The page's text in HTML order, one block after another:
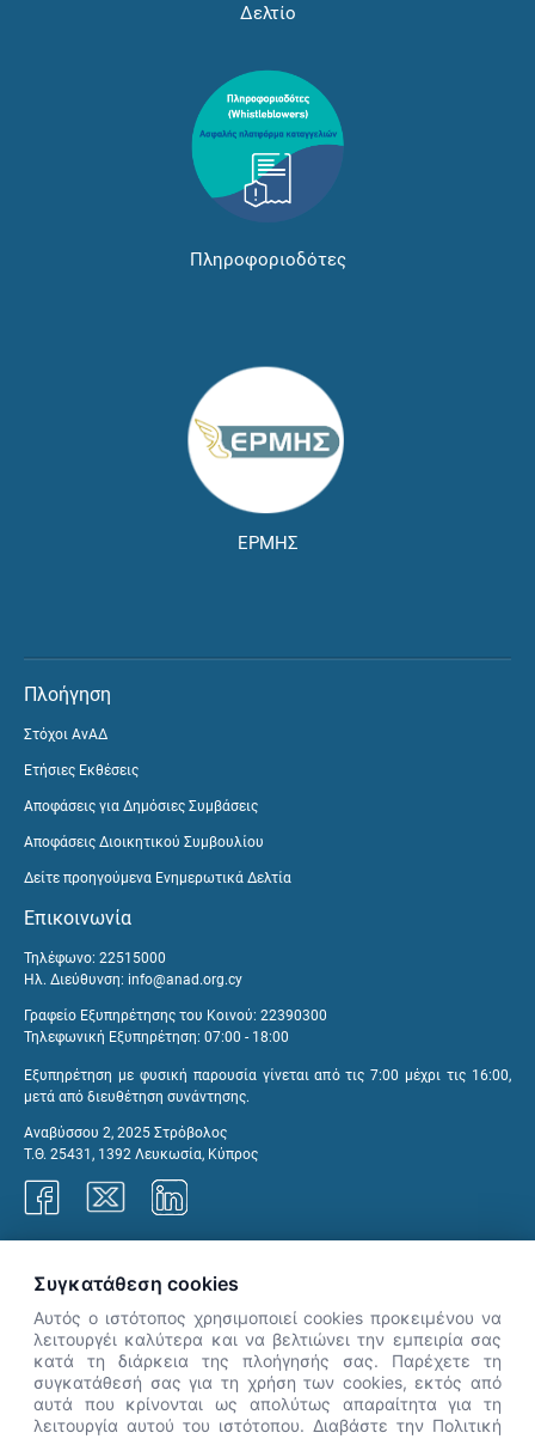
Δελτίο
Πληροφοριοδότες
ΕΡΜΗΣ
Πλοήγηση
Στόχοι ΑνΑΔ
Ετήσιες Εκθέσεις
Αποφάσεις για Δημόσιες Συμβάσεις
Αποφάσεις Διοικητικού Συμβουλίου
Δείτε προηγούμενα Ενημερωτικά Δελτία
Επικοινωνία
Τηλέφωνο: 22515000
Ηλ. Διεύθυνση: info@anad.org.cy
Γραφείο Εξυπηρέτησης του Κοινού: 22390300
Τηλεφωνική Εξυπηρέτηση: 07:00 - 18:00
Εξυπηρέτηση με φυσική παρουσία γίνεται από τις 7:00 μέχρι τις 16:00,
μετά από διευθέτηση συνάντησης.
Αναβύσσου 2, 2025 Στρόβολος
Τ.Θ. 25431, 1392 Λευκωσία, Κύπρος
👋 Καλώς ήρθες! Είμαι η Νόησις.
Πες μου πώς μπορώ να σε βοηθήσω
Συγκατάθεση cookies
Αυτός ο ιστότοπος χρησιμοποιεί cookies προκειμένου να
λειτουργέι καλύτερα και να βελτιώνει την εμπειρία σας
κατά τη διάρκεια της πλοήγησής σας. Παρέχετε τη
συγκατάθεσή σας για τη χρήση των cookies, εκτός από
αυτά που κρίνονται ως απολύτως απαραίτητα για τη
λειτουργία αυτού του ιστότοπου. Διαβάστε την Πολιτική